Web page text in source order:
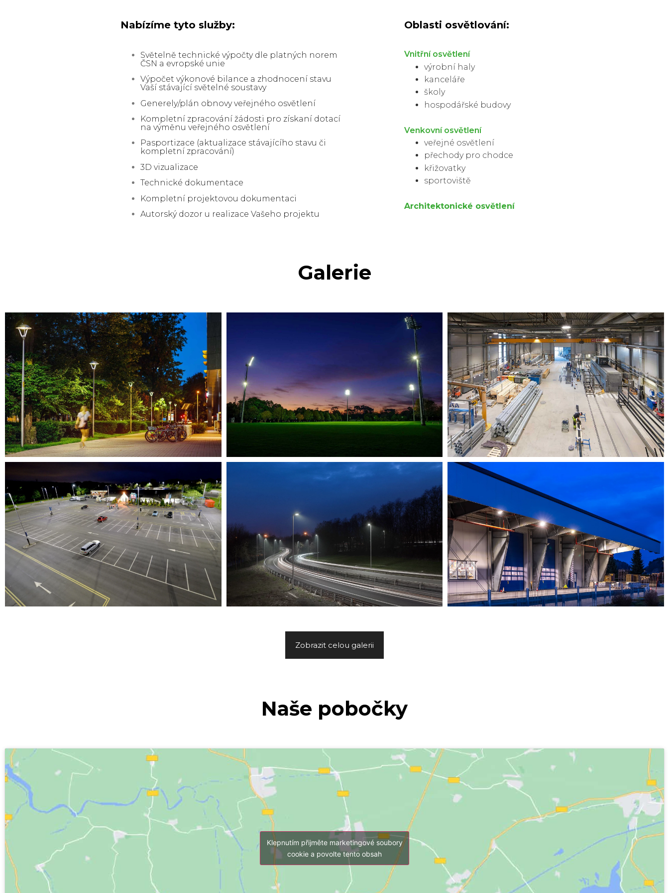
Nabízíme tyto služby:
Světelně technické výpočty dle platných norem
ČSN a evropské unie
Výpočet výkonové bilance a zhodnocení stavu
Vaší stávající světelné soustavy
Generely/plán obnovy veřejného osvětlení
Kompletní zpracování žádosti pro získaní dotací
na výměnu veřejného osvětlení
Pasportizace (aktualizace stávajícího stavu či
kompletní zpracování)
3D vizualizace
Technické dokumentace
Kompletní projektovou dokumentaci ​
Autorský dozor u realizace Vašeho projektu
Oblasti osvětlování:
Vnitřní osvětlení
výrobní haly
kanceláře
školy
hospodářské budovy
Venkovníosvětlení
veřejné osvětlení
přechody pro chodce
křižovatky
sportoviště
Architektonické osvětlení
Galerie
Zobrazit celou galerii
Naše pobočky
Klepnutím přijměte marketingové soubory
cookie a povolte tento obsah